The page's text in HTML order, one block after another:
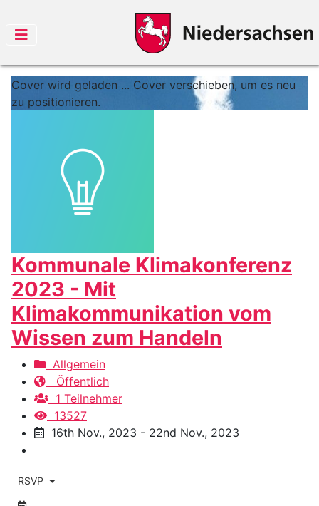
Cover wird geladen ... Cover verschieben, um es neu
zu positionieren.
Kommunale Klimakonferenz
2023 - Mit
Klimakommunikation vom
Wissen zum Handeln
Allgemein
Öffentlich
1 Teilnehmer
13527
16th Nov., 2023 - 22nd Nov., 2023
RSVP